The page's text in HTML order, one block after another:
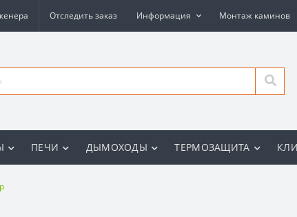
Отследить заказ Информация Монтаж каминов
ПЕЧИ ДЫМОХОДЫ ТЕРМОЗАЩИТА